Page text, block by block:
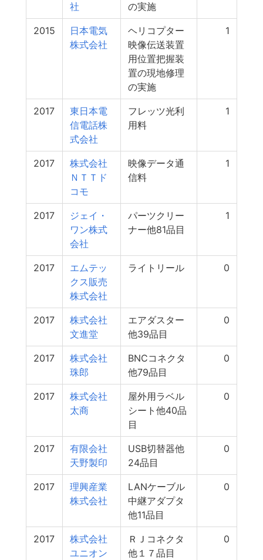
社
の実施
2015
日本電気
株式会社
ヘリコプター
映像伝送装置
用位置把握装
置の現地修理
の実施
1
2017
東日本電
信電話株
式会社
フレッツ光利
用料
1
2017
株式会社
ＮＴＴド
コモ
映像データ通
信料
1
2017
ジェイ・
ワン株式
会社
パーツクリー
ナー他81品目
1
2017
エムテッ
クス販売
株式会社
ライトリール 0
2017
株式会社
文進堂
エアダスター
他39品目
0
2017
株式会社
珠郎
BNCコネクタ
他79品目
0
2017
株式会社
太商
屋外用ラベル
シート他40品
目
0
2017
有限会社
天野製印
USB切替器他
24品目
0
2017
理興産業
株式会社
LANケーブル
中継アダプタ
他11品目
0
2017
株式会社
ユニオン
ＲＪコネクタ
他１７品目
0